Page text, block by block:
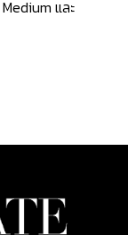
รือเตี้ยจน
าณ 27,000
และ